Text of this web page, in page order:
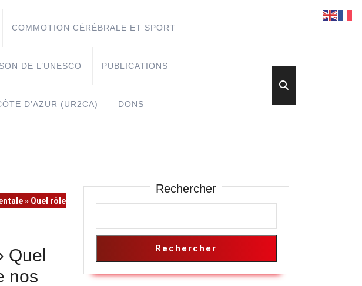
COMMOTION CÉRÉBRALE ET SPORT
DE L’UNESCO PUBLICATIONS
D’AZUR (UR2CA) DONS
» Quel rôle
Quel
nos
Rechercher
Rechercher